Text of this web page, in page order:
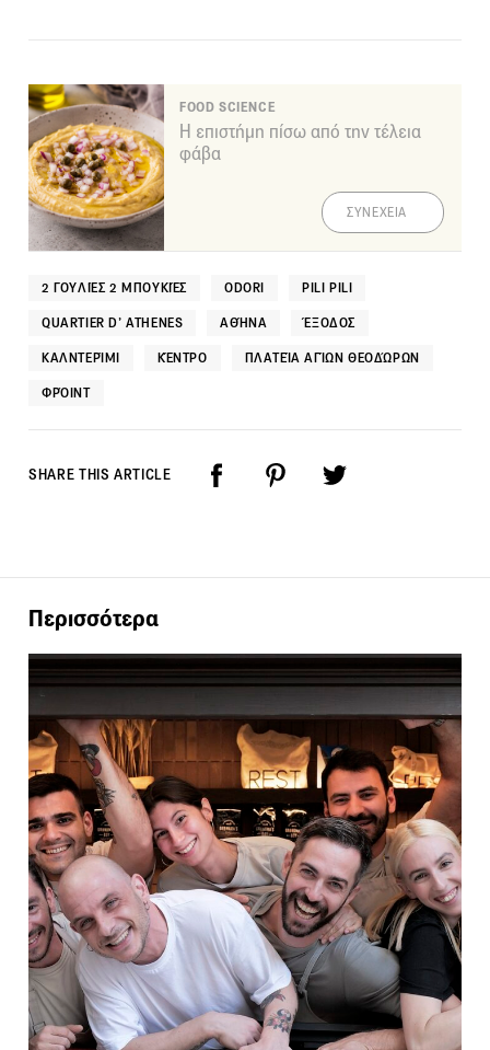
FOOD SCIENCE
Η επιστήμη πίσω από την τέλεια
φάβα
ΣΥΝΕΧΕΙΑ
2 ΓΟΥΛΙΈΣ 2 ΜΠΟΥΚΙΈΣ ODORI PILI PILI
QUARTIER D’ ATHENES ΑΘΉΝΑ ΈΞΟΔΟΣ
ΚΑΛΝΤΕΡΊΜΙ ΚΈΝΤΡΟ ΠΛΑΤΕΊΑ ΑΓΊΩΝ ΘΕΟΔΏΡΩΝ
ΦΡΌΙΝΤ
SHARE THIS ARTICLE
Περισσότερα